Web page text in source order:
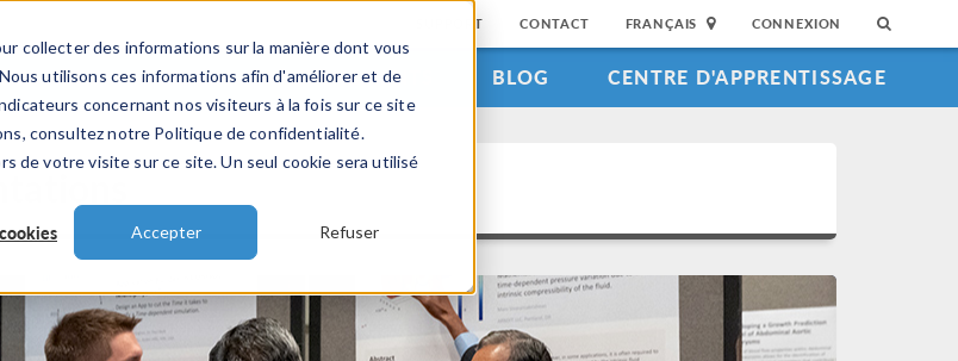
collecter des informations sur la manière dont vous
utilisons ces informations afin d'améliorer et de
concernant nos visiteurs à la fois sur ce site
consultez notre Politique de confidentialité.
de votre visite sur ce site. Un seul cookie sera utilisé
Accepter Refuser
SUPPORT CONTACT FRANÇAIS CONNEXION
VIDEOS EVENEMENTS BLOG CENTRE D'APPRENTISSAGE